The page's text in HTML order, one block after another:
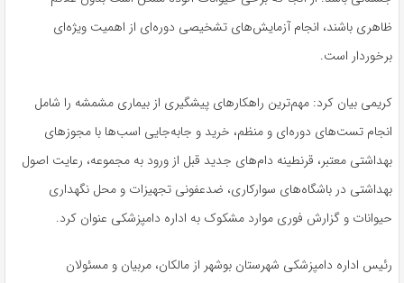
ظاهری باشند، انجام آزمایش‌های تشخیصی دوره‌ای از اهمیت ویژه‌ای
برخوردار است.
کریمی بیان کرد: مهم‌ترین راهکارهای پیشگیری از بیماری مشمشه را شامل
انجام تست‌های دوره‌ای و منظم، خرید و جابه‌جایی اسب‌ها با مجوزهای
بهداشتی معتبر، قرنطینه دام‌های جدید قبل از ورود به مجموعه، رعایت اصول
بهداشتی در باشگاه‌های سوارکاری، ضدعفونی تجهیزات و محل نگهداری
حیوانات و گزارش فوری موارد مشکوک به اداره دامپزشکی عنوان کرد.
رئیس اداره دامپزشکی شهرستان بوشهر از مالکان، مربیان و مسئولان